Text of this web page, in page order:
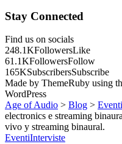
Stay Connected
Find us on socials
248.1KFollowersLike
61.1KFollowersFollow
165KSubscribersSubscribe
Made by ThemeRuby using
WordPress
Age of Audio > Blog > Eventi
electronics e streaming
vivo y streaming binaural.
EventiInterviste